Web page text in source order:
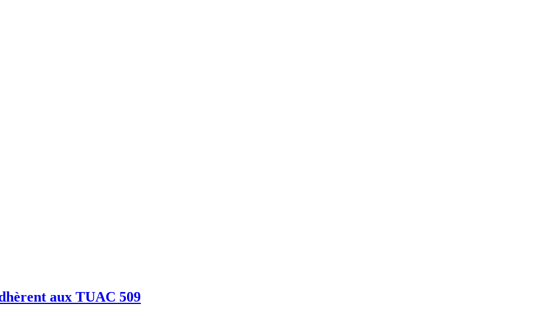
aux TUAC 509